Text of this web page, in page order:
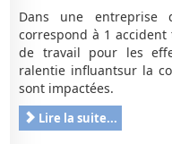
Dans une entreprise
correspond à 1
de travail pour les
ralentie influantsur la
sont impactées.
Lire la suite...